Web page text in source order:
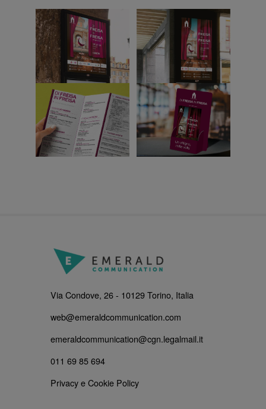
Via Condove, 26 - 10129 Torino, Italia
web@emeraldcommunication.com
emeraldcommunication@cgn.legalmail.it
011 69 85 694
Privacy e Cookie Policy